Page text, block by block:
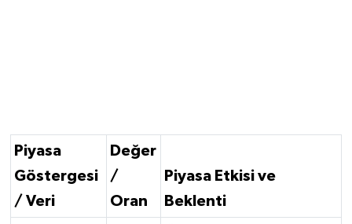
Piyasa
Göstergesi
/ Veri
Değer
/
Oran
Piyasa Etkisi ve
Beklenti